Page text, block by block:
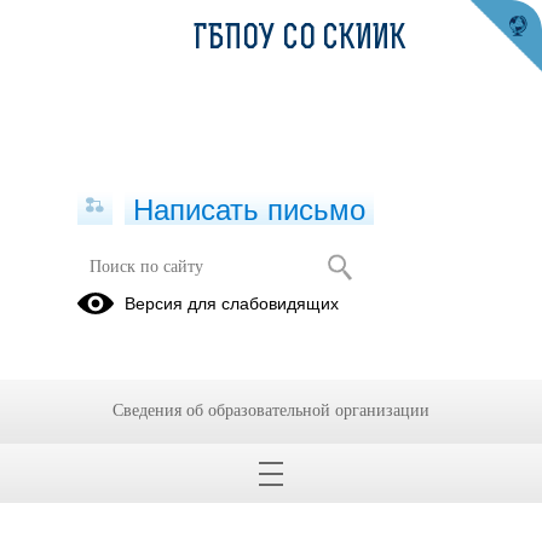
ГБПОУ СО СКИИК
Написать письмо
Версия для слабовидящих
Сведения об образовательной организации